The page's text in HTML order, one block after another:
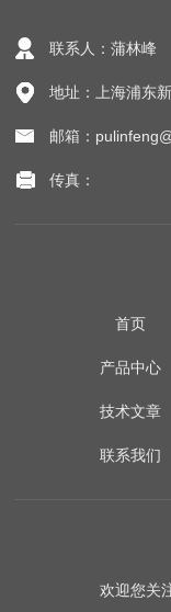
联系人：蒲林峰
地址：上海浦东
邮箱：
传真：
首页
产品中心
技术文章
联系我们
欢迎您关